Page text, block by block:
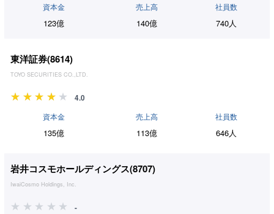
資本金
123億
売上高
140億
社員数
740人
東洋証券(8614)
TOYO SECURITIES CO.,LTD.
4.0
資本金
135億
売上高
113億
社員数
646人
岩井コスモホールディングス(8707)
IwaiCosmo Holdings, Inc.
-